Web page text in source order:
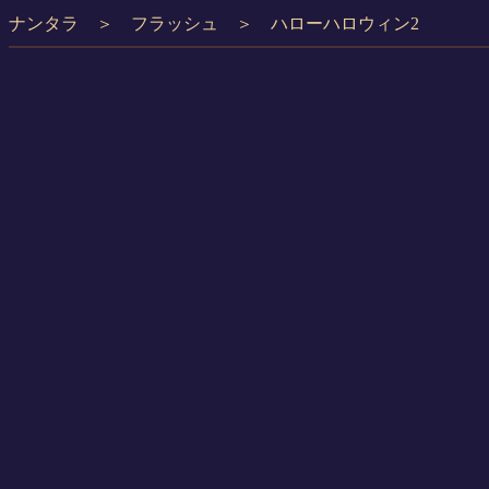
ナンタラ ＞ フラッシュ ＞ ハローハロウィン2